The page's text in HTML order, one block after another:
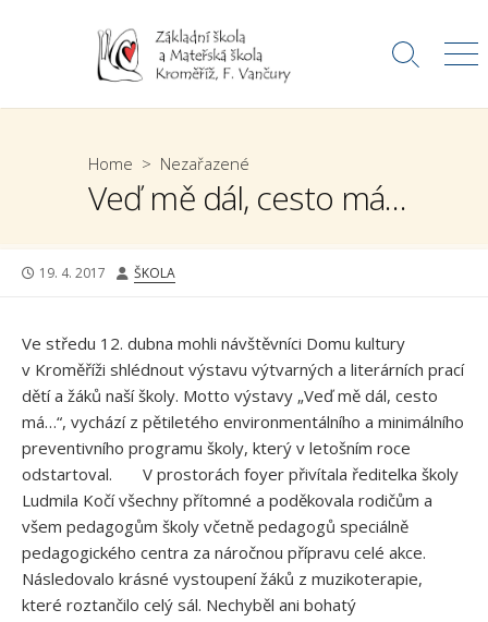
Search
Home > Nezařazené
Veď mě dál, cesto má…
PUBLISHED
19. 4. 2017 AUTHOR
ŠKOLA
Ve středu 12. dubna mohli návštěvníci Domu kultury
v Kroměříži shlédnout výstavu výtvarných a literárních prací
dětí a žáků naší školy. Motto výstavy „Veď mě dál, cesto
má…“, vychází z pětiletého environmentálního a minimálního
preventivního programu školy, který v letošním roce
odstartoval. V prostorách foyer přivítala ředitelka školy
Ludmila Kočí všechny přítomné a poděkovala rodičům a
všem pedagogům školy včetně pedagogů speciálně
pedagogického centra za náročnou přípravu celé akce.
Následovalo krásné vystoupení žáků z muzikoterapie,
které roztančilo celý sál. Nechyběl ani bohatý